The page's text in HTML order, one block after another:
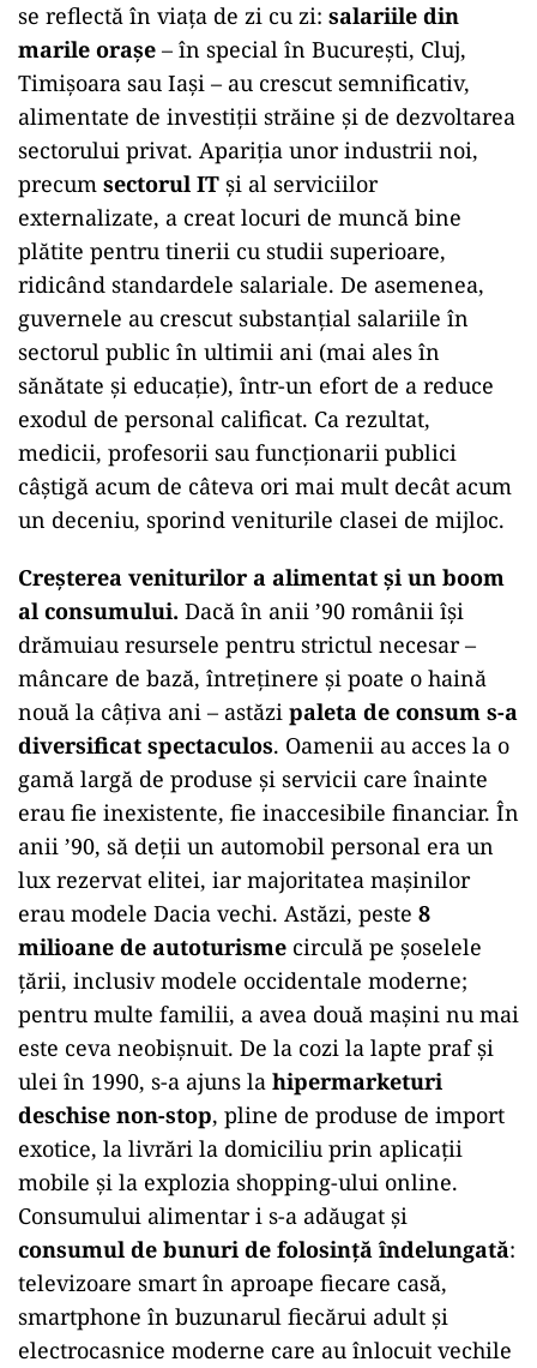
se reflectă în viața de zi cu zi: salariile din
marile orașe – în special în București, Cluj,
Timișoara sau Iași – au crescut semnificativ,
alimentate de investiții străine și de dezvoltarea
sectorului privat. Apariția unor industrii noi,
precum sectorul IT și al serviciilor
externalizate, a creat locuri de muncă bine
plătite pentru tinerii cu studii superioare,
ridicând standardele salariale. De asemenea,
guvernele au crescut substanțial salariile în
sectorul public în ultimii ani (mai ales în
sănătate și educație), într-un efort de a reduce
exodul de personal calificat. Ca rezultat,
medicii, profesorii sau funcționarii publici
câștigă acum de câteva ori mai mult decât acum
un deceniu, sporind veniturile clasei de mijloc.
Creșterea veniturilor a alimentat și un boom
al consumului. Dacă în anii ’90 românii își
drămuiau resursele pentru strictul necesar –
mâncare de bază, întreținere și poate o haină
nouă la câțiva ani – astăzi paleta de consum s-a
diversificat spectaculos. Oamenii au acces la o
gamă largă de produse și servicii care înainte
erau fie inexistente, fie inaccesibile financiar. În
anii ’90, să deții un automobil personal era un
lux rezervat elitei, iar majoritatea mașinilor
erau modele Dacia vechi. Astăzi, peste 8
milioane de autoturisme circulă pe șoselele
țării, inclusiv modele occidentale moderne;
pentru multe familii, a avea două mașini nu mai
este ceva neobișnuit. De la cozi la lapte praf și
ulei în 1990, s-a ajuns la hipermarketuri
deschise non-stop, pline de produse de import
exotice, la livrări la domiciliu prin aplicații
mobile și la explozia shopping-ului online.
Consumului alimentar i s-a adăugat și
consumul de bunuri de folosință îndelungată:
televizoare smart în aproape fiecare casă,
smartphone în buzunarul fiecărui adult și
electrocasnice moderne care au înlocuit vechile